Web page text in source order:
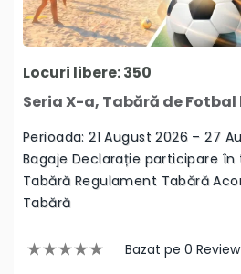
Locuri libere: 350
Seria X-a, Tabără de
Perioada: 21 August 2026 – 27
Bagaje Declarație participare în
Tabără Regulament Tabără
Tabără
Bazat pe 0